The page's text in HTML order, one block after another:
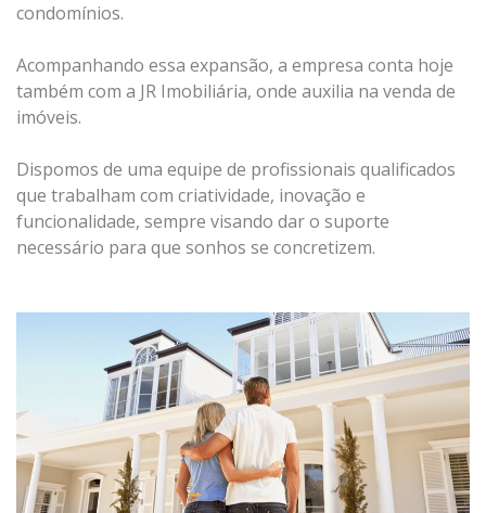
condomínios.
Acompanhando essa expansão, a empresa conta hoje
também com a JR Imobiliária, onde auxilia na venda de
imóveis.
Dispomos de uma equipe de profissionais qualificados
que trabalham com criatividade, inovação e
funcionalidade, sempre visando dar o suporte
necessário para que sonhos se concretizem.